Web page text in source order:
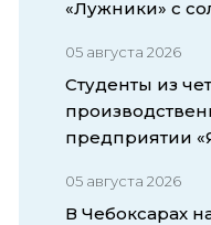
«Лужники» с
05 августа 2026
Студенты из
предприятии
05 августа 2026
В Чебоксарах